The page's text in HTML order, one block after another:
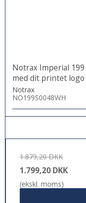
Notrax Imperial
med dit printet logo
Notrax
NO199S0048WH
1.879,20 DKK
1.799,20 DKK
(ekskl. moms)